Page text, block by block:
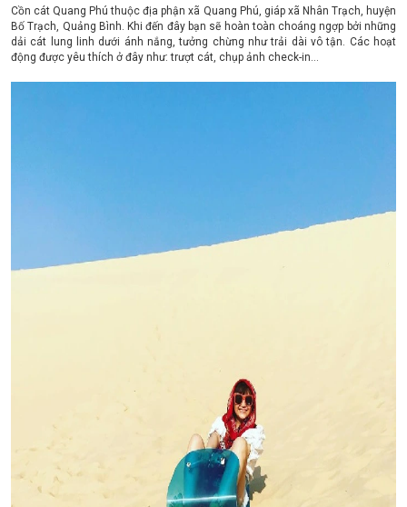
Cồn cát Quang Phú thuộc địa phận xã Quang Phú, giáp xã Nhân Trạch, huyện
Bố Trạch, Quảng Bình. Khi đến đây bạn sẽ hoàn toàn choáng ngợp bởi những
dải cát lung linh dưới ánh nắng, tưởng chừng như trải dài vô tận. Các hoạt
động được yêu thích ở đây như: trượt cát, chụp ảnh check-in…